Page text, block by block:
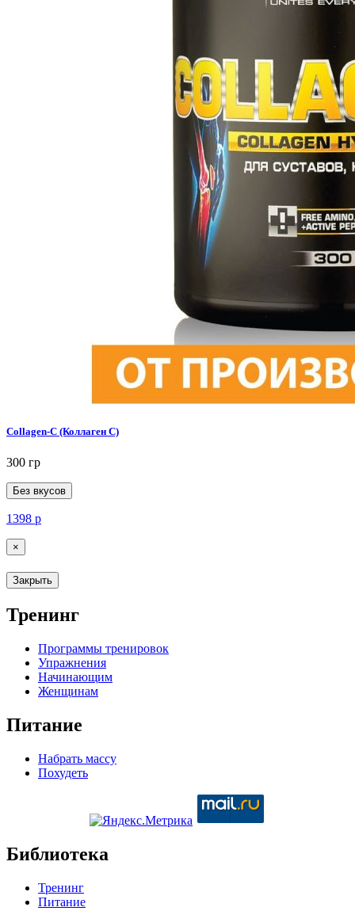
Collagen-C (Коллаген С)
300 гр
Без вкусов
1398 р
×
Закрыть
Тренинг
Программы тренировок
Упражнения
Начинающим
Женщинам
Питание
Набрать массу
Похудеть
Библиотека
Тренинг
Питание